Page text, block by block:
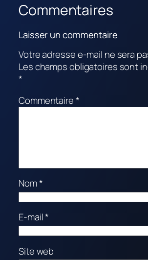
Commentaires
Laisser un commentaire
Votre adresse e-mail ne sera
Les champs obligatoires sont
*
Commentaire*
Nom*
E-mail*
Site web